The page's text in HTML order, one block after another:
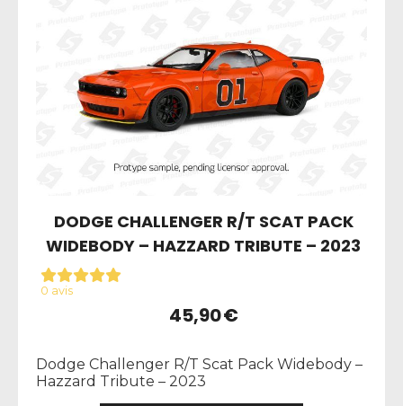
DODGE CHALLENGER R/T SCAT PACK
WIDEBODY – HAZZARD TRIBUTE – 2023
0 avis
45,90€
Dodge Challenger R/T Scat Pack Widebody –
Hazzard Tribute – 2023